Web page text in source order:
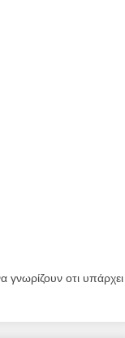
οτι υπάρχει